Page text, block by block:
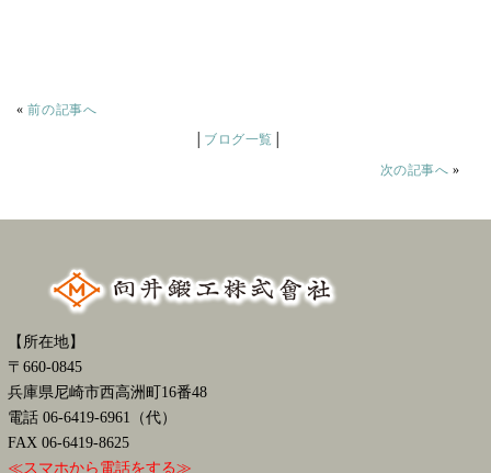
«前の記事へ
ブログ一覧
次の記事へ »
【所在地】
〒660-0845
兵庫県尼崎市西高洲町16番48
電話 06-6419-6961（代）
FAX 06-6419-8625
≪スマホから電話をする≫